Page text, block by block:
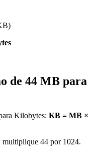
de 44 MB para
Kilobytes: KB = MB ×
44 por 1024.